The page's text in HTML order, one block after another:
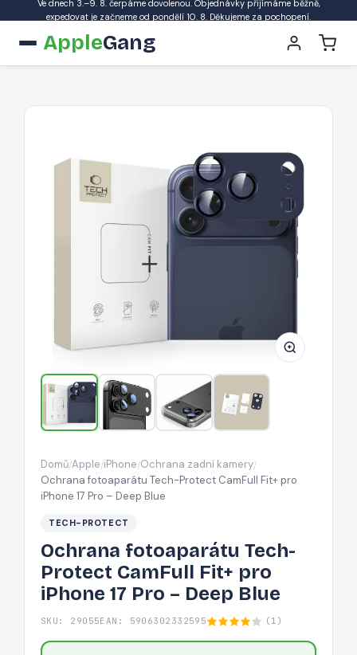
Ve dnech 3.–9. 8. čerpáme dovolenou. Objednávky přijímáme běžně,
expedovat je začneme od pondělí 10. 8. Děkujeme za pochopení.
AppleGang
CamFull
pro
iPhone
17
Pro
Deep
Domů/Apple/iPhone/Ochrana zadní kamery/
Ochrana fotoaparátu Tech-Protect CamFull Fit+ pro
iPhone 17 Pro – Deep Blue
TECH-PROTECT
Ochrana fotoaparátu Tech-
Protect CamFull Fit+ pro
iPhone 17 Pro – Deep Blue
SKU: 29055EAN: 5906302332595 (1)